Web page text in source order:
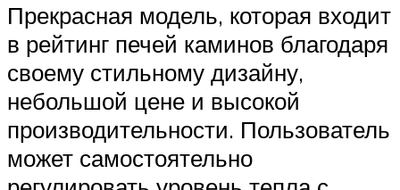
Прекрасная модель, которая входит
в рейтинг печей каминов благодаря
своему стильному дизайну,
небольшой цене и высокой
производительности. Пользователь
может самостоятельно